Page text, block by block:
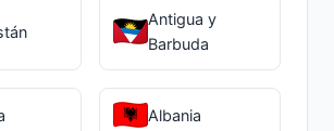
Antigua y
Barbuda
Albania